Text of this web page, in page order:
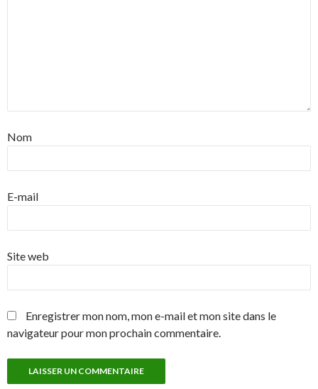
Nom
E-mail
Site web
Enregistrer mon nom, mon e-mail et mon site dans le
navigateur pour mon prochain commentaire.